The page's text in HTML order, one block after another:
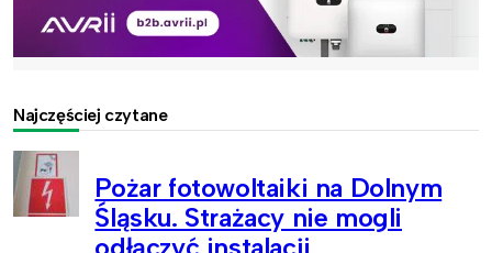
Najczęściej czytane
Pożar fotowoltaiki na Dolnym
Śląsku. Strażacy nie mogli
odłączyć instalacji